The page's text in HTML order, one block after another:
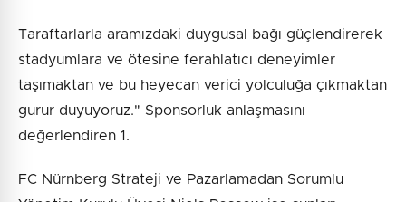
Taraftarlarla aramızdaki duygusal bağı güçlendirerek
stadyumlara ve ötesine ferahlatıcı deneyimler
taşımaktan ve bu heyecan verici yolculuğa çıkmaktan
gurur duyuyoruz." Sponsorluk anlaşmasını
değerlendiren 1.
FC Nürnberg Strateji ve Pazarlamadan Sorumlu